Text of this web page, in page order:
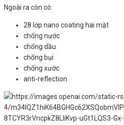
Ngoài ra còn có:
28 lớp nano coating hai mặt
chống nước
chống dầu
chống bụi
chống xước
anti-reflection